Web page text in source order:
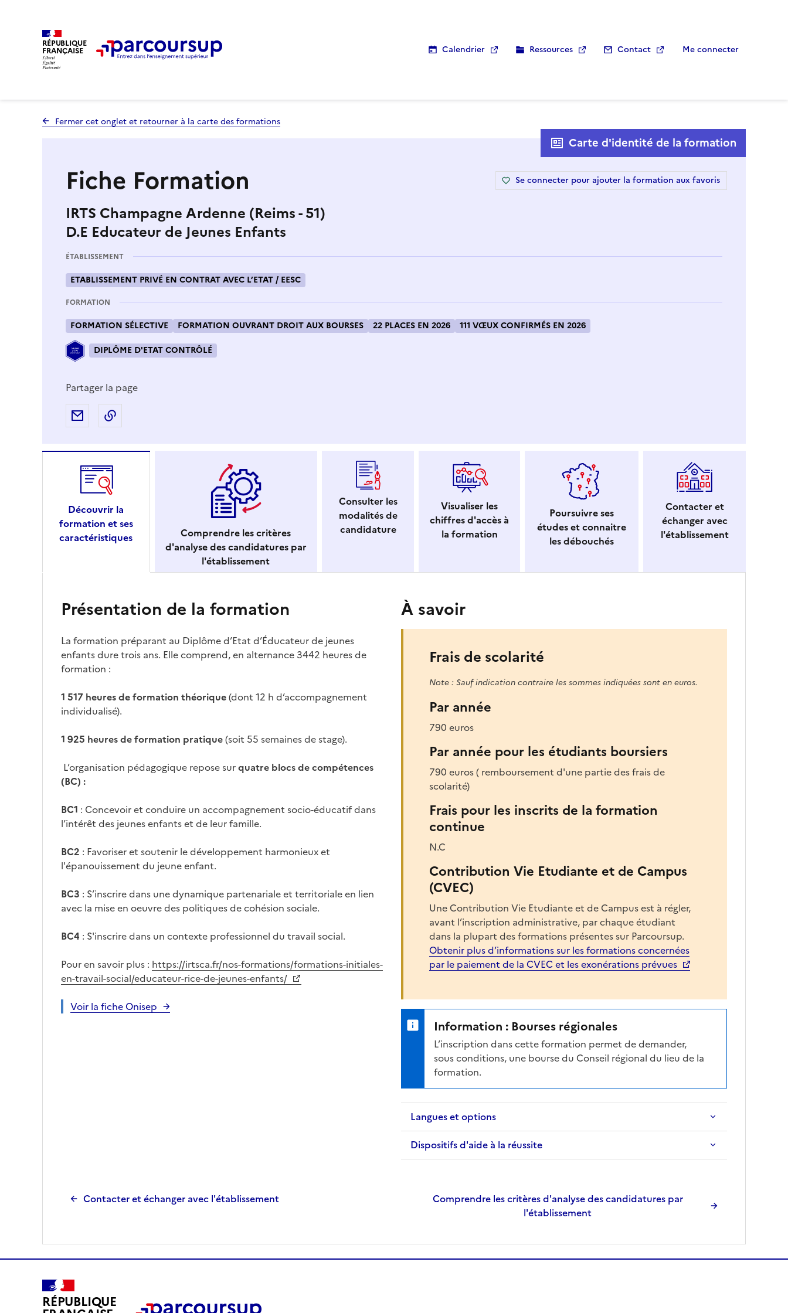
RÉPUBLIQUE
FRANÇAISE Calendrier Ressources Contact Me connecter
Fermer cet onglet et retourner à la carte des formations
Fiche Formation
IRTS Champagne Ardenne (Reims - 51)
D.E Educateur de Jeunes Enfants
Carte d'identité de la formation
Se connecter pour ajouter la formation aux favoris
ÉTABLISSEMENT
ETABLISSEMENT PRIVÉ EN CONTRAT AVEC L’ETAT / EESC
FORMATION
FORMATION SÉLECTIVE FORMATION OUVRANT DROIT AUX BOURSES 22 PLACES EN 2026 111 VŒUX CONFIRMÉS EN 2026
DIPLÔME D'ETAT CONTRÔLÉ
Partager la page
Partager par e-mail
Découvrir la
formation et ses
caractéristiques
Comprendre les critères
d'analyse des candidatures par
l'établissement
Consulter les
modalités de
candidature
Visualiser les
chiffres d'accès à
la formation
Poursuivre ses
études et connaitre
les débouchés
Contacter et
échanger avec
l'établissement
Présentation de la formation
La formation préparant au Diplôme d’Etat d’Éducateur de jeunes
enfants dure trois ans. Elle comprend, en alternance 3442 heures de
formation :
1 517 heures de formation théorique(dont 12 h d’accompagnement
individualisé).
1 925 heures de formation pratique(soit 55 semaines de stage).
L’organisation pédagogique repose surquatre blocs de compétences
(BC) :
BC1 : Concevoir et conduire un accompagnement socio-éducatif dans
l’intérêt des jeunes enfants et de leur famille.
BC2 : Favoriser et soutenir le développement harmonieux et
l'épanouissement du jeune enfant.
BC3 : S’inscrire dans une dynamique partenariale et territoriale en lien
avec la mise en oeuvre des politiques de cohésion sociale.
BC4 : S'inscrire dans un contexte professionnel du travail social.
Pour en savoir plus : https://irtsca.fr/nos-formations/formations-initiales-
en-travail-social/educateur-rice-de-jeunes-enfants/
Voir la fiche Onisep
À savoir
Frais de scolarité
Note : Sauf indication contraire les sommes indiquées sont en euros.
Par année
790 euros
Par année pour les étudiants boursiers
790 euros ( remboursement d'une partie des frais de
scolarité)
Frais pour les inscrits de la formation
continue
N.C
Contribution Vie Etudiante et de Campus
(CVEC)
Une Contribution Vie Etudiante et de Campus est à régler,
avant l’inscription administrative, par chaque étudiant
dans la plupart des formations présentes sur Parcoursup.
Obtenir plus d’informations sur les formations concernées
par le paiement de la CVEC et les exonérations prévues
Information : Bourses régionales
L’inscription dans cette formation permet de demander,
sous conditions, une bourse du Conseil régional du lieu de la
formation.
Langues et options
Dispositifs d'aide à la réussite
Contacter et échanger avec l'établissement
Comprendre les critères d'analyse des candidatures par
l'établissement
RÉPUBLIQUE